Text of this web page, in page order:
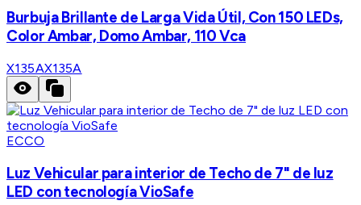
Burbuja Brillante de Larga Vida Útil, Con 150 LEDs,
Color Ambar, Domo Ambar, 110 Vca
X135AX135A
ECCO
Luz Vehicular para interior de Techo de 7" de luz
LED con tecnología VioSafe